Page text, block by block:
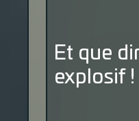
Et que
explosif !